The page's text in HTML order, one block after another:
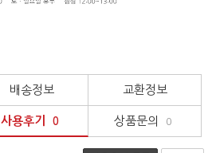
배송정보 교환정보
사용후기 0 상품문의 0